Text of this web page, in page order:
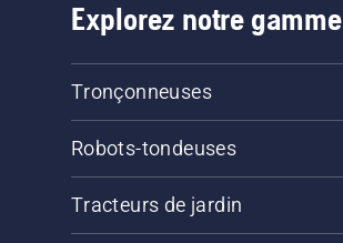
Explorez notre gamme
Tronçonneuses
Robots-tondeuses
Tracteurs de jardin